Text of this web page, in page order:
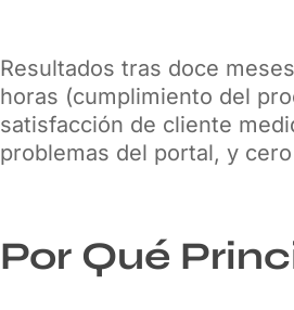
Resultados tras doce
horas (cumplimiento del
satisfacción de cliente
problemas del portal, y
Por Qué